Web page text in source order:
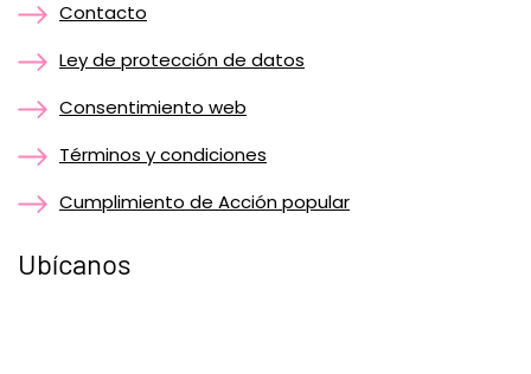
Contacto
Ley de protección de datos
Consentimiento web
Términos y condiciones
Cumplimiento de Acción popular
Ubícanos